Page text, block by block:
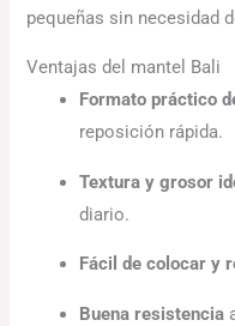
pequeñas sin necesidad
Ventajas del mantel Bali
Formato práctico
reposición rápida.
Textura y grosor
diario.
Fácil de colocar y
Buena resistencia